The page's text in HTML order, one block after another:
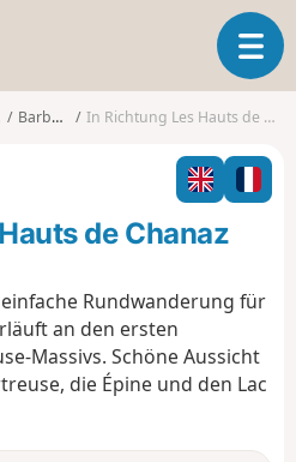
T
o
g
l
n
g
t
i
Barberaz In Richtung Les Hauts de Chanaz
de Chanaz
Rundwanderung für
an den ersten
Massivs. Schöne Aussicht
die Épine und den Lac